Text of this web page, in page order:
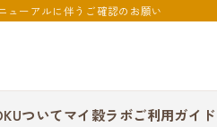
ューアルに伴うご確認のお願い
ついてマイ穀ラボご利用ガイド